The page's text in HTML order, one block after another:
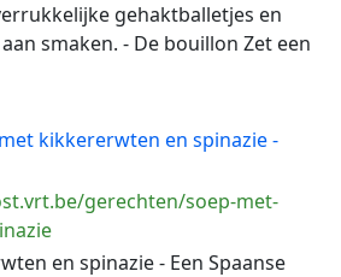
gehaktballetjes en
smaken. - De bouillon Zet een
met kikkererwten en spinazie -
gerechten/soep-met-
en spinazie - Een Spaanse